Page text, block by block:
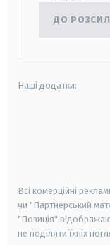
ДО
Наші додатки:
Всі комерційні
чи "Партнерський
"Позиція"
не поділяти їхніх